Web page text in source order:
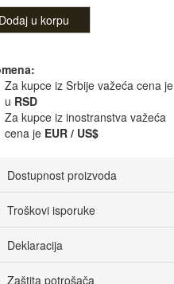
Dodaj u korpu
Za kupce iz Srbije važeća cena je
u RSD
Za kupce iz inostranstva važeća
cena je EUR / US$
Dostupnost proizvoda
Troškovi isporuke
Deklaracija
Zaštita potrošača